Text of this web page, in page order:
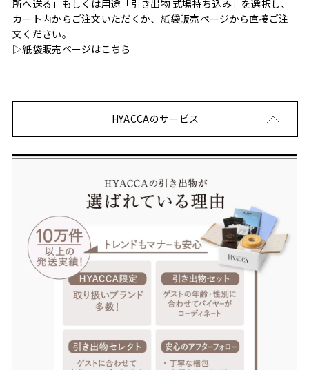
所へ送る」もしくは用途「引き出物 式場持ち込み」を選択し、
カート内からご注文いただくか、紙袋販売ページから直接ご注
文ください。
▷紙袋販売ページはこちら
HYACCAのサービス